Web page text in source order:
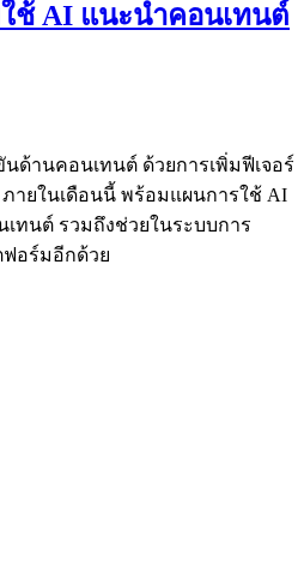
ช้ AI แนะนำคอนเทนต์
ด้านคอนเทนต์ ด้วยการเพิ่มฟีเจอร์
ภายในเดือนนี้ พร้อมแผนการใช้ AI
เทนต์ รวมถึงช่วยในระบบการ
อร์มอีกด้วย